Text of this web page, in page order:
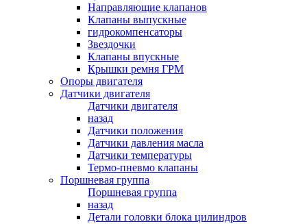
Направляющие клапанов
Клапаны выпускные
гидрокомпенсаторы
Звездочки
Клапаны впускные
Крышки ремня ГРМ
Опоры двигателя
Датчики двигателя
Датчики двигателя
назад
Датчики положения
Датчики давления масла
Датчики температуры
Термо-пневмо клапаны
Поршневая группа
Поршневая группа
назад
Детали головки блока цилиндров